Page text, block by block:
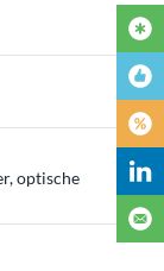
optische